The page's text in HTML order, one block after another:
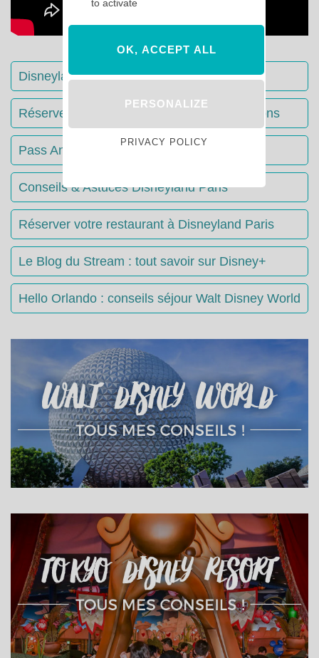
Disneyland Paris : Le guide complet
Réserver votre séjour : toutes les informations
Pass Annuels Disney : informations
Conseils & Astuces Disneyland Paris
Réserver votre restaurant à Disneyland Paris
Le Blog du Stream : tout savoir sur Disney+
Hello Orlando : conseils séjour Walt Disney World
to activate
OK, ACCEPT ALL
PERSONALIZE
PRIVACY POLICY